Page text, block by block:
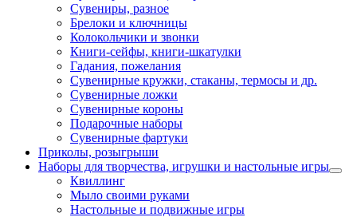
Сувениры, разное
Брелоки и ключницы
Колокольчики и звонки
Книги-сейфы, книги-шкатулки
Гадания, пожелания
Сувенирные кружки, стаканы, термосы и др.
Сувенирные ложки
Сувенирные короны
Подарочные наборы
Сувенирные фартуки
Приколы, розыгрыши
Наборы для творчества, игрушки и настольные игры
Квиллинг
Мыло своими руками
Настольные и подвижные игры